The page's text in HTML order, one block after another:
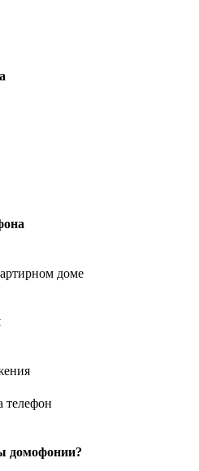
доме
телефон
домофонии?